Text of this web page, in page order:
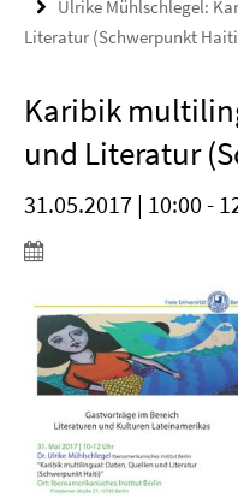
Ulrike Mühlschlegel:
Literatur (Schwerpunkt
Karibik
und Literatur
31.05.2017 | 10:00 -